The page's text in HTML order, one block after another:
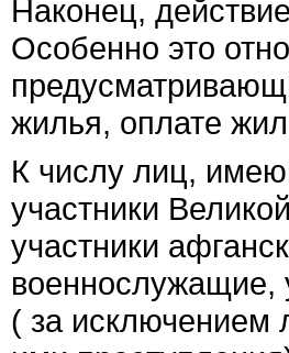
Наконец,
Особенно это
жилья, оплате
К числу лиц,
участники
участники
военнослужащие,
( за исключением